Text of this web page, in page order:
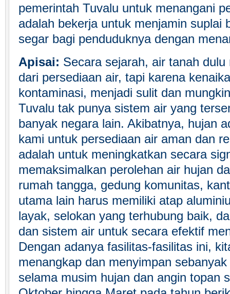
pemerintah Tuvalu untuk menangani
adalah bekerja untuk menjamin suplai
segar bagi penduduknya dengan
Apisai: Secara sejarah, air tanah
dari persediaan air, tapi karena
kontaminasi, menjadi sulit dan
Tuvalu tak punya sistem air yang
banyak negara lain. Akibatnya, hujan
kami untuk persediaan air aman dan
adalah untuk meningkatkan secara
memaksimalkan perolehan air hujan
rumah tangga, gedung komunitas,
utama lain harus memiliki atap
layak, selokan yang terhubung baik,
dan sistem air untuk secara efektif
Dengan adanya fasilitas-fasilitas ini,
menangkap dan menyimpan
selama musim hujan dan angin topan